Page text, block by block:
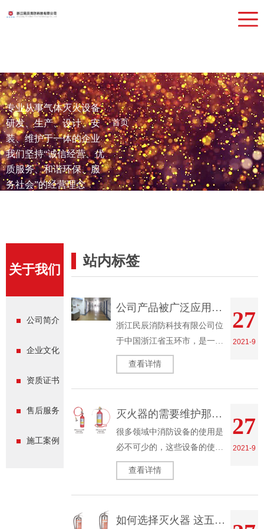
网站首页
检测设备
行业应用
新闻动态
联系我们
专业从事气体灭火设备
研发、生产、设计、安
装、维护于一体的企业
我们坚持“诚信经营、优
质服务、和谐环保、服
务社会”的经营理念
首页
关于我们
公司简介
企业文化
资质证书
售后服务
施工案例
站内标签
公司产品被广泛应用于地铁 综合管廊 石油化工
浙江民辰消防科技有限公司位
于中国浙江省玉环市，是一家
专业从事储能消防设备及气体
灭火设备的研发、生产、设
计、安装、维护于一体的企
业园区，厂区建筑面积12000平
方…
查看详情
27
2021-9
灭火器的需要维护那些方面
很多领域中消防设备的使用是
必不可少的，这些设备的使用
是我们每个人都应该掌握的。
今天我们就不说消防设备的使
用了，就来说说它们的维护保
设备，它的使用中，维护保养
查看详情
27
2021-9
如何选择灭火器 这五类你可以了解一下